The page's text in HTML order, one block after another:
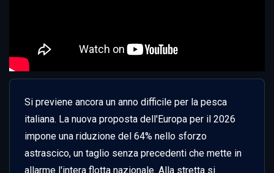
Si previene ancora un anno difficile per la pesca
italiana. La nuova proposta dell'Europa per il 2026
impone una riduzione del 64% nello sforzo
astrascico, un taglio senza precedenti che mette in
allarme l'intera flotta nazionale. Alla stretta si